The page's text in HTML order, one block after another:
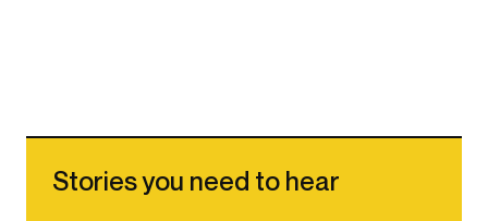
Stories you need to hear